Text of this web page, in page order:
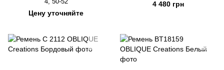
Цену уточняйте
4 480 грн